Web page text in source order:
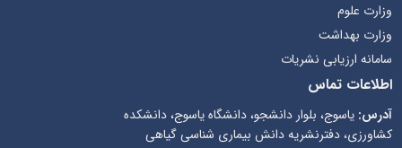
وزارت علوم
وزارت بهداشت
سامانه ارزیابی نشریات
اطلاعات تماس
آدرس:یاسوج، بلوار دانشجو، دانشگاه یاسوج، دانشکده
کشاورزی، دفترنشریه دانش بیماری شناسی گیاهی